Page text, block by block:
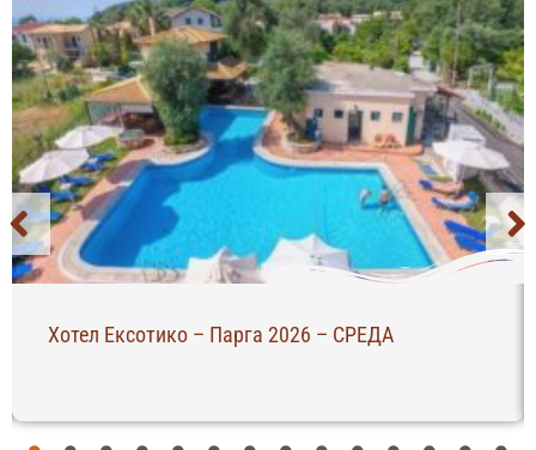
Хотел Ексотико – Парга 2026 – СРЕДА